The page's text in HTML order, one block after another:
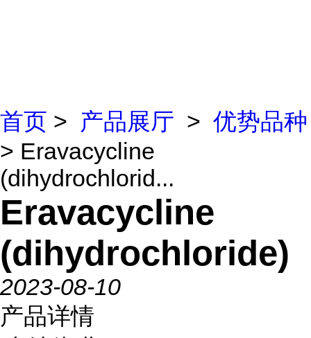
首页 > 产品展厅 > 优势品种
> Eravacycline
(dihydrochlorid...
Eravacycline
(dihydrochloride)
2023-08-10
产品详情